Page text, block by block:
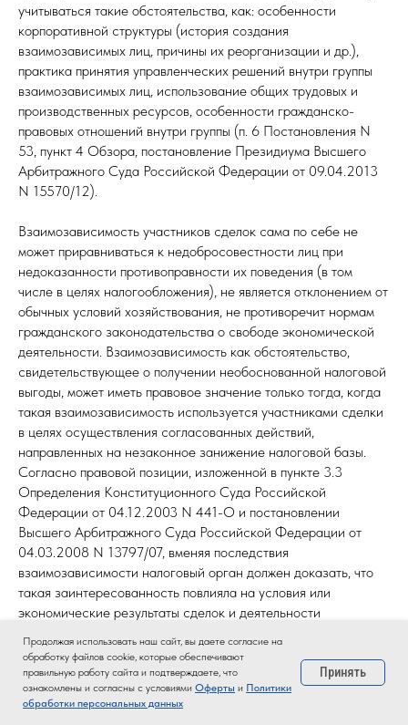
учитываться такие обстоятельства, как: особенности
корпоративной структуры (история создания
взаимозависимых лиц, причины их реорганизации и др.),
практика принятия управленческих решений внутри группы
взаимозависимых лиц, использование общих трудовых и
производственных ресурсов, особенности гражданско-
правовых отношений внутри группы (п. 6 Постановления N
53, пункт 4 Обзора, постановление Президиума Высшего
Арбитражного Суда Российской Федерации от 09.04.2013
N 15570/12).
Взаимозависимость участников сделок сама по себе не
может приравниваться к недобросовестности лиц при
недоказанности противоправности их поведения (в том
числе в целях налогообложения), не является отклонением от
обычных условий хозяйствования, не противоречит нормам
гражданского законодательства о свободе экономической
деятельности. Взаимозависимость как обстоятельство,
свидетельствующее о получении необоснованной налоговой
выгоды, может иметь правовое значение только тогда, когда
такая взаимозависимость используется участниками сделки
в целях осуществления согласованных действий,
направленных на незаконное занижение налоговой базы.
Согласно правовой позиции, изложенной в пункте 3.3
Определения Конституционного Суда Российской
Федерации от 04.12.2003 N 441-О и постановлении
Высшего Арбитражного Суда Российской Федерации от
04.03.2008 N 13797/07, вменяя последствия
взаимозависимости налоговый орган должен доказать, что
такая заинтересованность повлияла на условия или
экономические результаты сделок и деятельности
Более того, взаимозависимость прямо предусмотрена
статьей 105.1 НК РФ, но не в качестве состава налогового
правонарушения, а в качестве квалифицирующих признаков
Продолжая использовать наш сайт, вы даете согласие на
обработку файлов cookie, которые обеспечивают
правильную работу сайта и подтверждаете, что
ознакомлены и согласны с условиями Оферты и Политики
обработки персональных данных
Принять